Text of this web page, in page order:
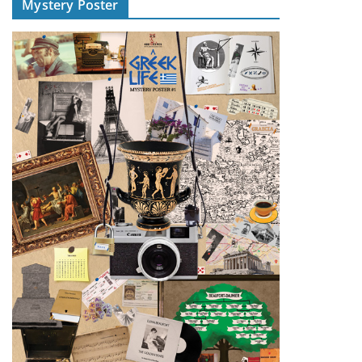
Mystery Poster